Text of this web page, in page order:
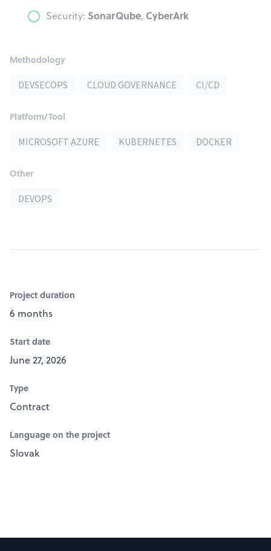
Security: SonarQube, CyberArk
Methodology
DEVSECOPS CLOUD GOVERNANCE CI/CD
Platform/Tool
MICROSOFT AZURE KUBERNETES DOCKER
Other
DEVOPS
Project duration
6 months
Start date
June 27, 2026
Type
Contract
Language on the project
Slovak